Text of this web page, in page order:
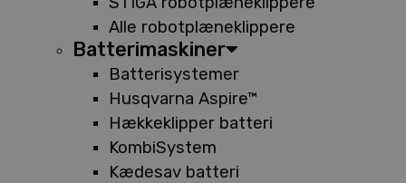
Alle robotplæneklippere
Batterimaskiner
Batterisystemer
Husqvarna Aspire™
Hækkeklipper batteri
KombiSystem
Kædesav batteri